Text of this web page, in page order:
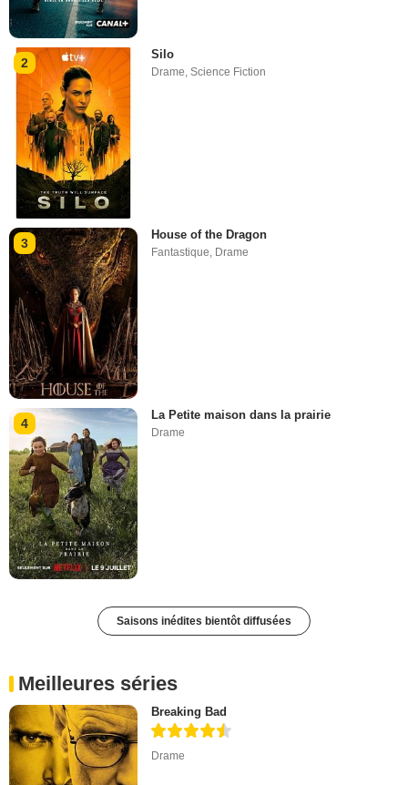
2
Silo
Drame ,Science Fiction
3
House of the Dragon
Fantastique, Drame
4
La Petite maison dans la prairie
Drame
Saisons inédites bientôt diffusées
Meilleures séries
Breaking Bad
Drame